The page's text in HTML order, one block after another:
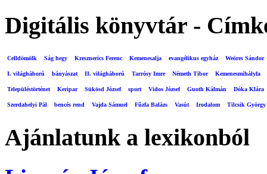
Digitális könyvtár -
Celldömölk Ság hegy Kresznerics Ferenc Kemenesalja evangélikus egyház Weöres Sándor
I. világháború bányászat II. világháború Tarrósy Imre Németh Tibor Kemenesmihályfa
Településtörténet Keripar Sükösd József sport Vidos József Guoth Kálmán Dóka Klára
Szerdahelyi Pál bencés rend Vajda Sámuel Fűzfa Balázs Vasút Irodalom Tilcsik György
Ajánlatunk a lexikonból